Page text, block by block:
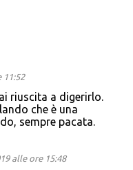
11:52
riuscita a digerirlo.
che è una
sempre pacata.
alle ore 15:48